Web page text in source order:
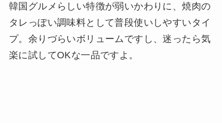
韓国グルメらしい特徴が弱いかわりに、焼肉の
タレっぽい調味料として普段使いしやすいタイ
プ。余りづらいボリュームですし、迷ったら気
楽に試してOKな一品ですよ。